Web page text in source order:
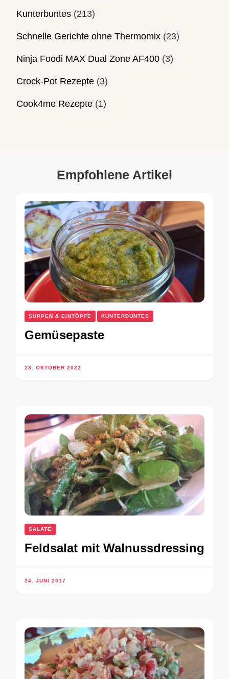
Kunterbuntes (213)
Schnelle Gerichte ohne Thermomix (23)
Ninja Foodi MAX Dual Zone AF400 (3)
Crock-Pot Rezepte (3)
Cook4me Rezepte (1)
Empfohlene Artikel
SUPPEN & EINTÖPFE KUNTERBUNTES
Gemüsepaste
23. OKTOBER 2022
SALATE
Feldsalat mit Walnussdressing
24. JUNI 2017